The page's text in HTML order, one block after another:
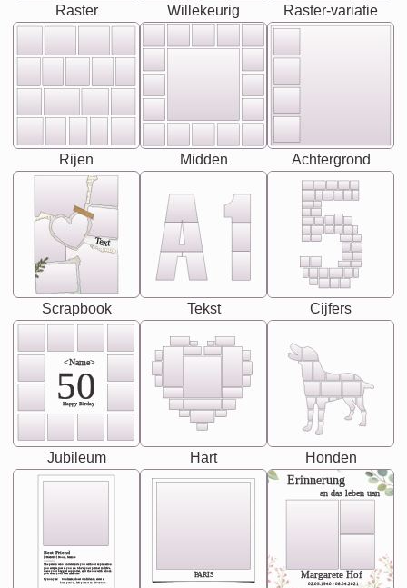
Raster Willekeurig Raster-variatie
Rijen Midden Achtergrond
Text
Scrapbook Tekst Cijfers
<Name>
50
-Happy Birday-
Jubileum Hart Honden
Best Friend
[<NAME>] Noun, feminie
Synonyms: Soulmate, closet confidante, sister at
heart person, life partner in adventure.
The person who understands you without explanation
you accepts just as you are. She's your partner in life's,
chaos your biggest supporter, and the one with whom
you share your best memories. PARIS
Erinnerung
an das leben uan
Margarete Hof
02.05.1940 - 08.04.2021